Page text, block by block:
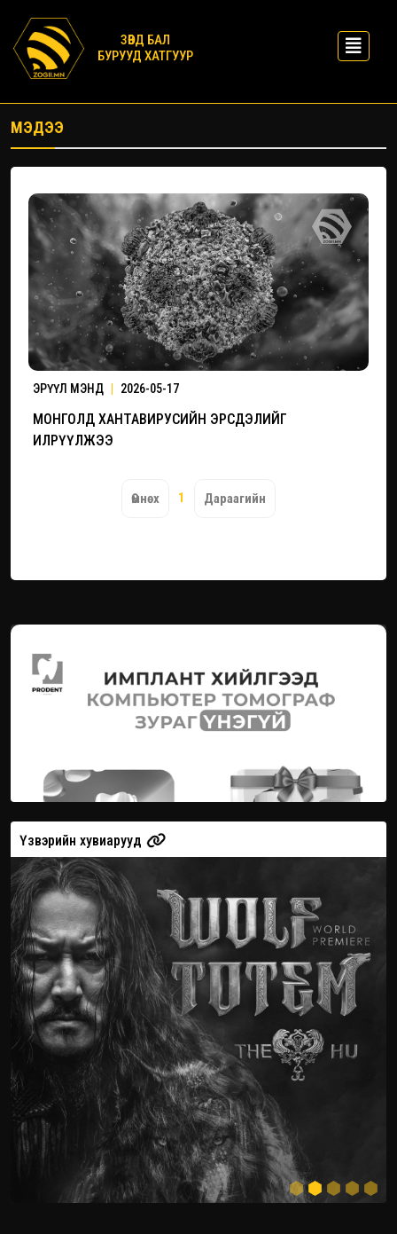
ЗӨВД БАЛ
БУРУУД ХАТГУУР
МЭДЭЭ
ЭРҮҮЛ МЭНД 2026-05-17
МОНГОЛД ХАНТАВИРУСИЙН ЭРСДЭЛИЙГ
ИЛРҮҮЛЖЭЭ
Өмнөх 1 Дараагийн
Үзвэрийн хувиарууд